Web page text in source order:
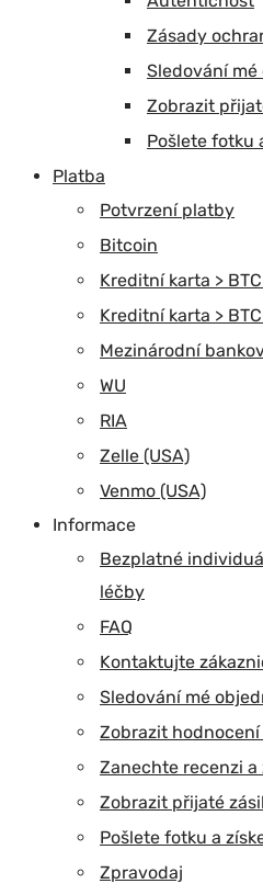
Zásady
Sledování
Zobrazit
Pošlete fotku
Platba
Potvrzení platby
Bitcoin
Kreditní karta >
Kreditní karta >
Mezinárodní
WU
RIA
Zelle (USA)
Venmo (USA)
Informace
Bezplatné
léčby
FAQ
Kontaktujte
Sledování mé
Zobrazit hodnocení
Zanechte recenzi a
Zobrazit přijaté
Pošlete fotku a
Zpravodaj